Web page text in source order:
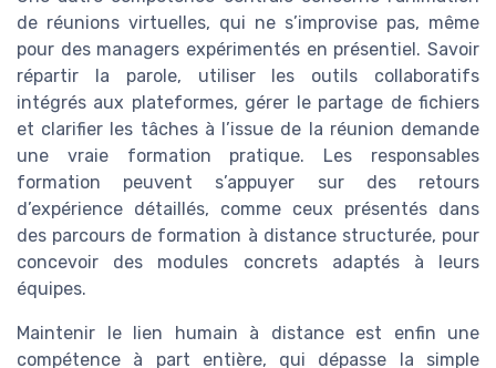
de réunions virtuelles, qui ne s’improvise pas, même
pour des managers expérimentés en présentiel. Savoir
répartir la parole, utiliser les outils collaboratifs
intégrés aux plateformes, gérer le partage de fichiers
et clarifier les tâches à l’issue de la réunion demande
une vraie formation pratique. Les responsables
formation peuvent s’appuyer sur des retours
d’expérience détaillés, comme ceux présentés dans
des parcours de formation à distance structurée, pour
concevoir des modules concrets adaptés à leurs
équipes.
Maintenir le lien humain à distance est enfin une
compétence à part entière, qui dépasse la simple